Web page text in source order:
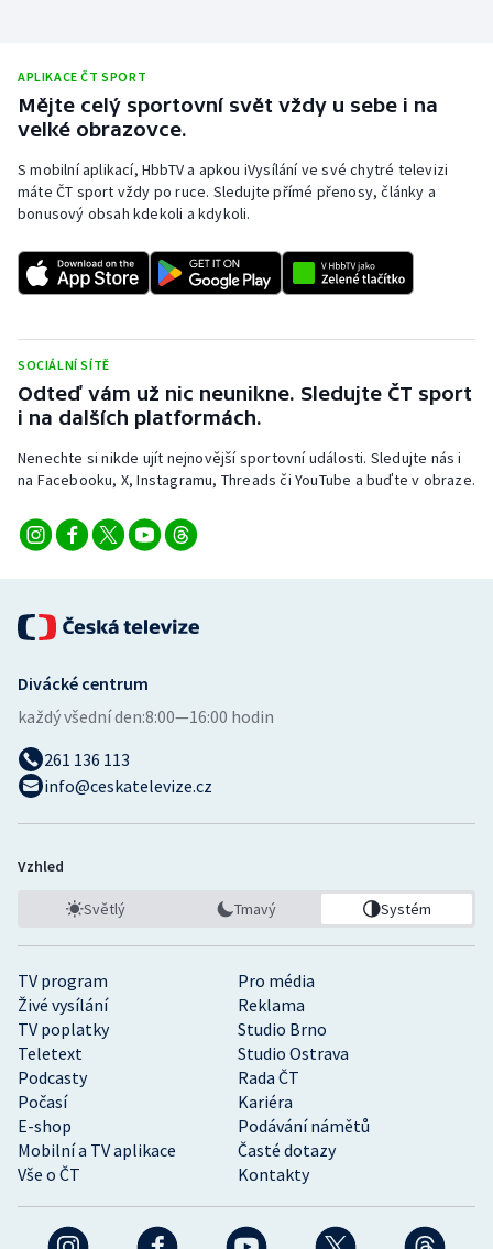
Rychlobruslení
Rychlostní kanoistika
Short track
Sportovní střelba
Stolní tenis
Veslování
Volejbal
Ostatní
APLIKACE ČT SPORT
Mějte celý sportovní svět vždy u sebe i na
velké obrazovce.
S mobilní aplikací, HbbTV a apkou iVysílání ve své chytré televizi
máte ČT sport vždy po ruce. Sledujte přímé přenosy, články a
bonusový obsah kdekoli a kdykoli.
SOCIÁLNÍ SÍTĚ
Odteď vám už nic neunikne. Sledujte ČT sport
i na dalších platformách.
Nenechte si nikde ujít nejnovější sportovní události. Sledujte nás i
na Facebooku, X, Instagramu, Threads či YouTube a buďte v obraze.
TV program
Pro média
Živé vysílání
Reklama
TV poplatky
Studio Brno
Teletext
Studio Ostrava
Podcasty
Rada ČT
Počasí
Kariéra
E-shop
Podávání námětů
Mobilní a TV aplikace
Časté dotazy
Vše o ČT
Kontakty
Divácké centrum
každý všední den:8:00—16:00 hodin
261 136 113
info@ceskatelevize.cz
Vzhled
Světlý Tmavý Systém